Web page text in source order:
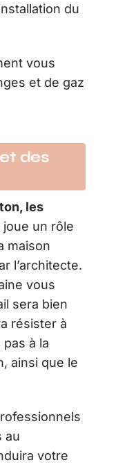
du
vous
et de gaz
des
les
joue un rôle
maison
l’architecte.
vous
sera bien
résister à
à la
ainsi que le
au
votre